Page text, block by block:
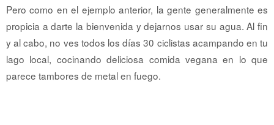
Pero como en el ejemplo anterior, la gente generalmente es
propicia a darte la bienvenida y dejarnos usar su agua. Al fin
y al cabo, no ves todos los días 30 ciclistas acampando en tu
lago local, cocinando deliciosa comida vegana en lo que
parece tambores de metal en fuego.